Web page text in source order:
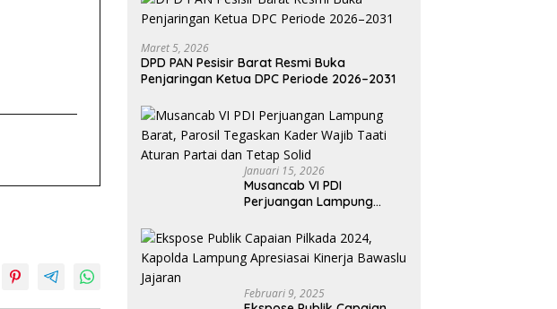
Maret 5, 2026
DPD PAN Pesisir Barat Resmi Buka
Penjaringan Ketua DPC Periode 2026–2031
Januari 15, 2026
Musancab VI PDI
Perjuangan Lampung
Kader Wajib Taati Aturan
Partai dan Tetap Solid
Februari 9, 2025